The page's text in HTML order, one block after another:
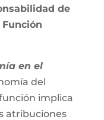
de
en el
del
implica
atribuciones